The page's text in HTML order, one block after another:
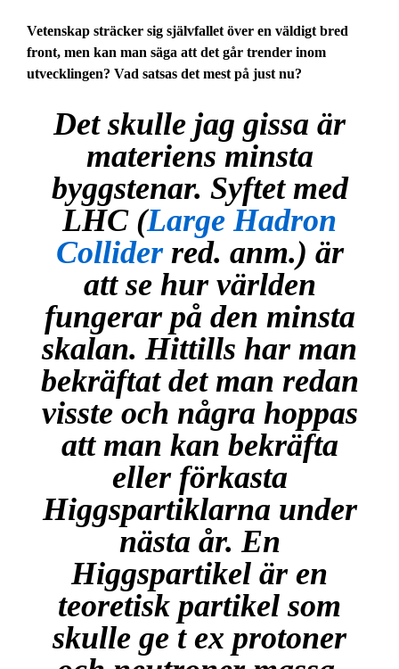
Vetenskap sträcker sig självfallet över en väldigt bred
front, men kan man säga att det går trender inom
utvecklingen? Vad satsas det mest på just nu?
Det skulle jag gissa är
materiens minsta
byggstenar. Syftet med
LHC (Large Hadron
Collider red. anm.) är
att se hur världen
fungerar på den minsta
skalan. Hittills har man
bekräftat det man redan
visste och några hoppas
att man kan bekräfta
eller förkasta
Higgspartiklarna under
nästa år. En
Higgspartikel är en
teoretisk partikel som
skulle ge t ex protoner